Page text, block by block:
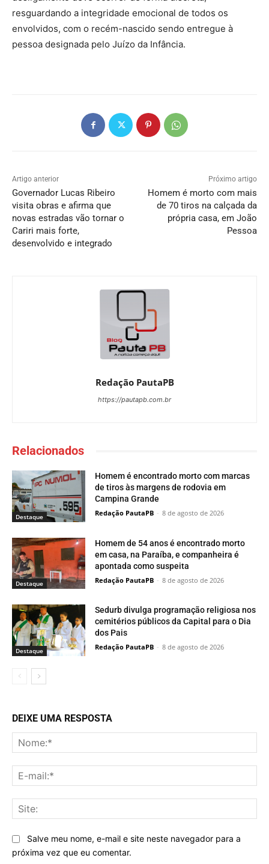
resguardando a integridade emocional de todos os
envolvidos, com o recém-nascido sendo entregue à
pessoa designada pelo Juízo da Infância.
Artigo anterior
Governador Lucas Ribeiro
visita obras e afirma que
novas estradas vão tornar o
Cariri mais forte,
desenvolvido e integrado
Próximo artigo
Homem é morto com mais
de 70 tiros na calçada da
própria casa, em João
Pessoa
Redação PautaPB
https://pautapb.com.br
Relacionados
Destaque
Homem é encontrado morto com marcas
de tiros às margens de rodovia em
Campina Grande
Redação PautaPB - 8 de agosto de 2026
Destaque
Homem de 54 anos é encontrado morto
em casa, na Paraíba, e companheira é
apontada como suspeita
Redação PautaPB - 8 de agosto de 2026
Destaque
Sedurb divulga programação religiosa nos
cemitérios públicos da Capital para o Dia
dos Pais
Redação PautaPB - 8 de agosto de 2026
DEIXE UMA RESPOSTA
Salve meu nome, e-mail e site neste navegador para a
próxima vez que eu comentar.